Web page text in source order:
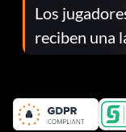
Los
reciben una
el parche